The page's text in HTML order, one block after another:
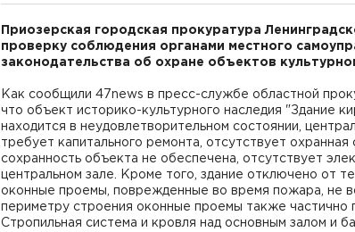
Приозерская городская прокуратура
проверку соблюдения органами местного
законодательства об охране объектов
Как сообщили 47news в пресс-службе областной
что объект историко-культурного наследия "Здание
находится в неудовлетворительном состоянии,
требует капитального ремонта, отсутствует охранная
сохранность объекта не обеспечена, отсутствует
центральном зале. Кроме того, здание отключено от
оконные проемы, поврежденные во время пожара, не
периметру строения оконные проемы также частично
Стропильная система и кровля над основным залом и